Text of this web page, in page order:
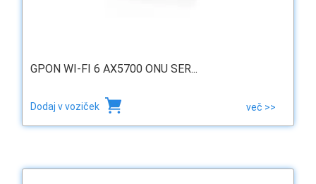
GPON WI-FI 6 AX5700 ONU SER...
Dodaj v voziček več >>